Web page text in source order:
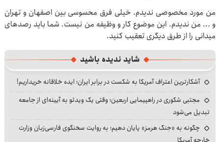
من مورد مخصوصی ندیدم. خیلی فرق محسوسی بین اصفهان و تهران
و ... من ندیدم. این موضوع کار و وظیفه من نیست. شما باید رصدهای
میدانی را از طرق دیگری تعقیب کنید.
شاید ندیده باشید
آشکارترین اعتراف آمریکا به شکست در برابر ایران؛ ایده خلاقانه خریداریم!
مجتبی شکوری در راهپیمایی اربعین؛ وقتی یک ویدئو به آیینه‌ای از جامعه
تبدیل می‌شود
چگونه به «جنگ هرمز» پایان دهیم؛ به روایت سخنگوی فارسی‌زبان وزارت